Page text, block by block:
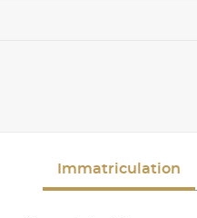
Immatriculation